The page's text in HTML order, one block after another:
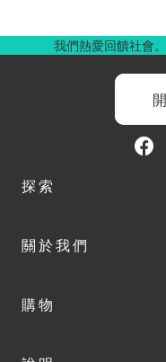
我們熱愛回饋社會
探索
關於我們
購物